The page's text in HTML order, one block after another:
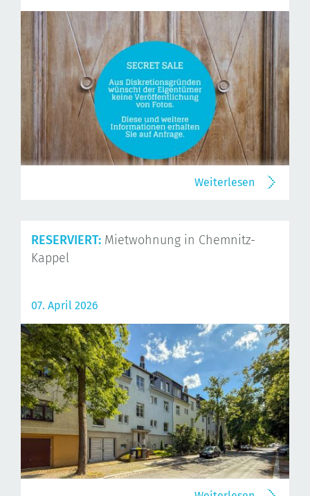
Weiterlesen
RESERVIERT: Mietwohnung in Chemnitz-
Kappel
07. April 2026